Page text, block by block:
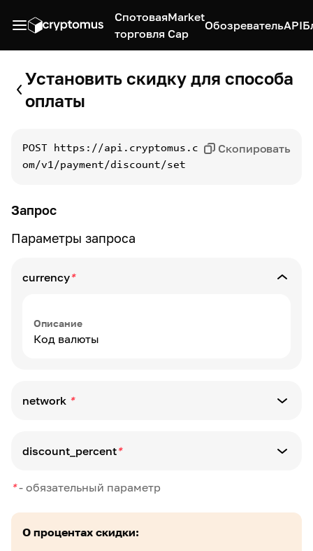
Спотовая
торговля
Market
Cap
ОбозревательAPI
Установить скидку для способа
оплаты
POST
https://api.cryptomus.c
om/v1/payment/discount/set
Скопировать
Запрос
Параметры запроса
currency*
Описание
Код валюты
network *
Сетевой код блокчейна
discount_percent*
Описание
*- обязательный параметр
О процентах скидки: